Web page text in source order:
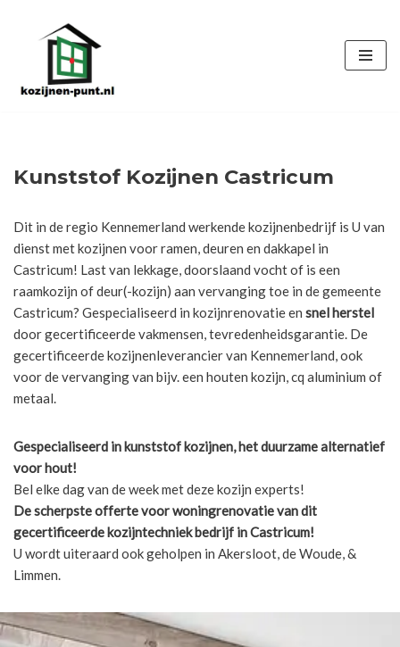
de
Kunststof Kozijnen Castricum
Dit in de regio Kennemerland werkende kozijnenbedrijf is U van
dienst met kozijnen voor ramen, deuren en dakkapel in
Castricum! Last van lekkage, doorslaand vocht of is een
raamkozijn of deur(-kozijn) aan vervanging toe in de gemeente
Castricum? Gespecialiseerd in kozijnrenovatie en snel herstel
door gecertificeerde vakmensen, tevredenheidsgarantie. De
gecertificeerde kozijnenleverancier van Kennemerland, ook
voor de vervanging van bijv. een houten kozijn, cq aluminium of
metaal.
Gespecialiseerd in kunststof kozijnen, het duurzame alternatief
voor hout!
Bel elke dag van de week met deze kozijn experts!
De scherpsteofferte voor woningrenovatie van dit
gecertificeerde kozijntechniek bedrijf in Castricum!
U wordt uiteraard ook geholpen in Akersloot, de Woude, &
Limmen.